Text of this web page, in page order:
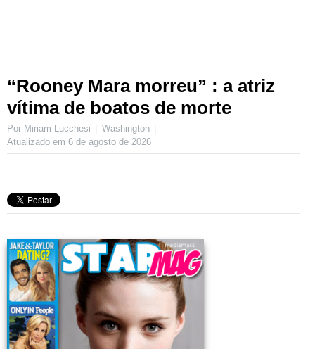
“Rooney Mara morreu” : a atriz
vítima de boatos de morte
Por Miriam Lucchesi
Washington
Atualizado em 6 de agosto de 2026